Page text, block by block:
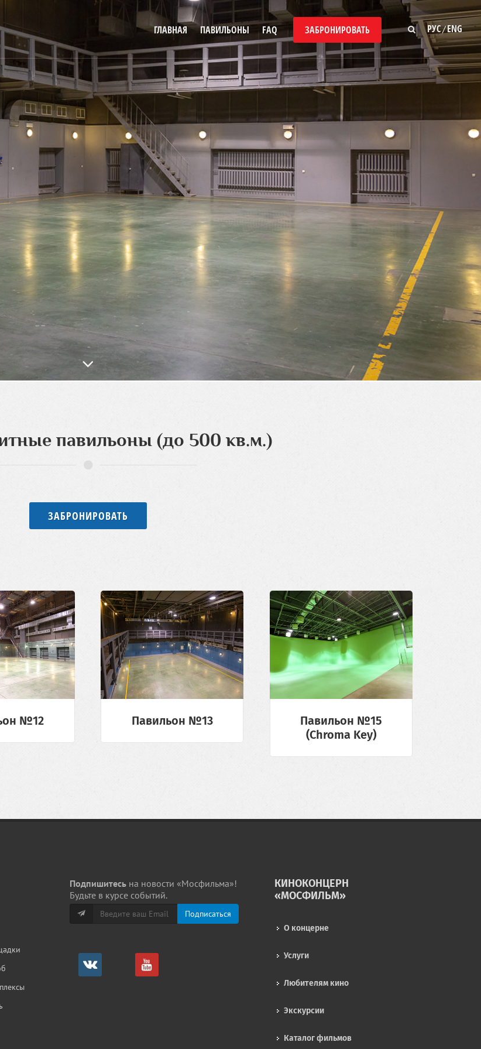
ГЛАВНАЯ ПАВИЛЬОНЫ FAQ ЗАБРОНИРОВАТЬ РУС/ENG
павильоны (до 500 кв.м.)
ЗАБРОНИРОВАТЬ
№12 Павильон №13
Павильон №15
(Chroma Key)
Подпишитесь на новости «Мосфильма»!
Будьте в курсе событий.
КИНОКОНЦЕРН
«МОСФИЛЬМ»
О концерне
Услуги
Любителям кино
Экскурсии
Каталог фильмов